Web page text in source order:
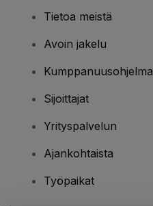
Tietoa meistä
Avoin jakelu
Kumppanuusohjelma
Sijoittajat
Yrityspalvelun
Ajankohtaista
Työpaikat